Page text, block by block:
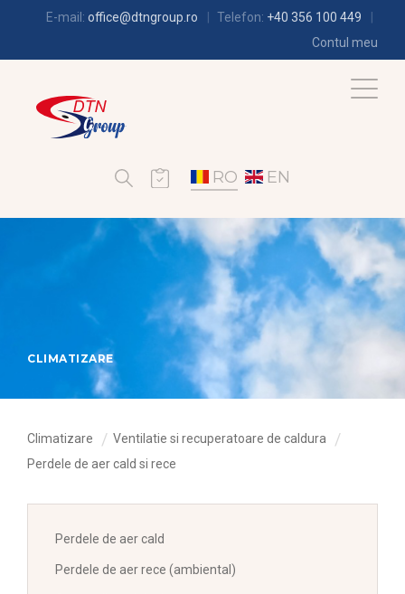
E-mail: office@dtngroup.ro Telefon: +40 356 100 449
Contul meu
RO EN
CLIMATIZARE
Climatizare
Ventilatie si recuperatoare de caldura
Perdele de aer cald si rece
Perdele de aer cald
Perdele de aer rece (ambiental)